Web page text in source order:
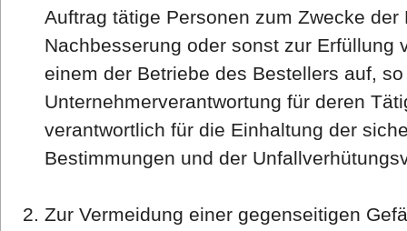
Auftrag tätige Personen zum Zwecke
Nachbesserung oder sonst zur Erfüllung
einem der Betriebe des Bestellers auf,
Unternehmerverantwortung für deren
verantwortlich für die Einhaltung der
Bestimmungen und der
Zur Vermeidung einer gegenseitigen